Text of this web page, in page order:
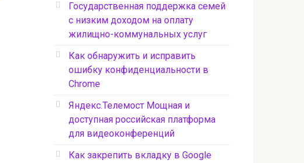
Государственная поддержка семей
с низким доходом на оплату
жилищно-коммунальных услуг
Как обнаружить и исправить
ошибку конфиденциальности в
Chrome
Яндекс.Телемост Мощная и
доступная российская платформа
для видеоконференций
Как закрепить вкладку в Google